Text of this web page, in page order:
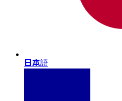
日本語